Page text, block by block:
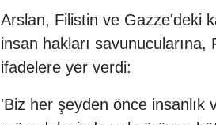
Arslan, Filistin ve Gazze'deki
insan hakları
ifadelere yer verdi:
'Biz her şeyden önce insanlık